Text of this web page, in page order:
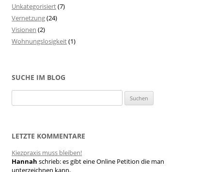
Unkategorisiert(7)
Vernetzung(24)
Visionen (2)
Wohnungslosigkeit(1)
SUCHE IM BLOG
u
n
n
LETZTE KOMMENTARE
Kiezpraxis muss bleiben!
Hannah schrieb:es gibt eine Online Petition die man
unterzeichnen kann.